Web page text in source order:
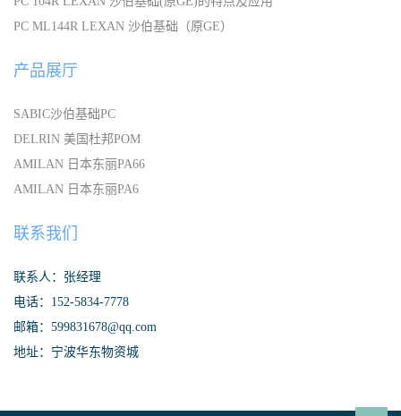
PC ML144R LEXAN 沙伯基础（原GE）
产品展厅
SABIC沙伯基础PC
DELRIN 美国杜邦POM
AMILAN 日本东丽PA66
AMILAN 日本东丽PA6
联系我们
联系人：张经理
电话：152-5834-7778
邮箱：599831678@qq.com
地址：宁波华东物资城